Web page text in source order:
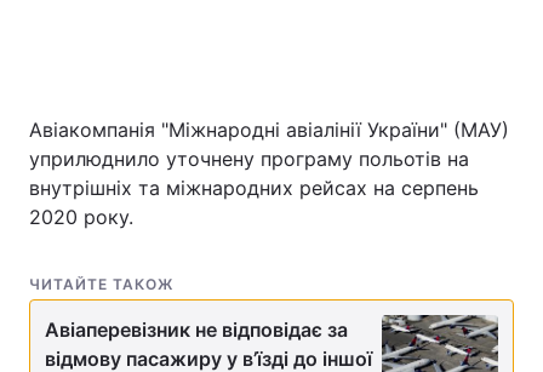
Головна Війна
Україна Політика
Економіка
Спорт
Техно і зв'язок Лайт
Авіакомпанія "Міжнародні авіалінії України" (МАУ)
уприлюднило уточнену програму польотів на
внутрішніх та міжнародних рейсах на серпень
2020 року.
ЧИТАЙТЕ ТАКОЖ
Авіаперевізник не відповідає за
відмову пасажиру у в’їзді до іншої